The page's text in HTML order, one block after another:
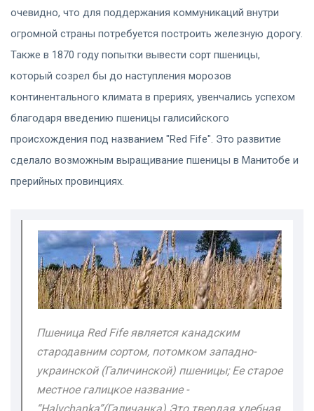
очевидно, что для поддержания коммуникаций внутри
огромной страны потребуется построить железную дорогу.
Также в 1870 году попытки вывести сорт пшеницы,
который созрел бы до наступления морозов
континентального климата в прериях, увенчались успехом
благодаря введению пшеницы галисийского
происхождения под названием "Red Fife". Это развитие
сделало возможным выращивание пшеницы в Манитобе и
прерийных провинциях.
Пшеница Red Fife является канадским
стародавним сортом, потомком западно-
украинской (Галичинской) пшеницы; Ее старое
местное галицкое название -